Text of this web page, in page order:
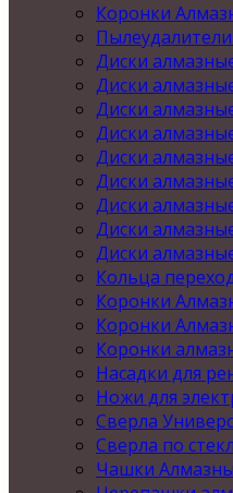
Коронки
Диски
Диски
Диски
Диски
Диски
Диски
Диски
Диски
Диски
Кольца
Коронки
Коронки
Коронки
Насадки для
Ножи для
Сверла
Сверла по
Чашки